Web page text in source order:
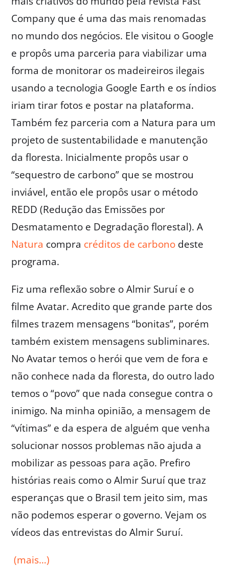
Company que é uma das mais renomadas
no mundo dos negócios. Ele visitou o Google
e propôs uma parceria para viabilizar uma
forma de monitorar os madeireiros ilegais
usando a tecnologia Google Earth e os índios
iriam tirar fotos e postar na plataforma.
Também fez parceria com a Natura para um
projeto de sustentabilidade e manutenção
da floresta. Inicialmente propôs usar o
“sequestro de carbono” que se mostrou
inviável, então ele propôs usar o método
REDD (Redução das Emissões por
Desmatamento e Degradação florestal). A
Natura compra créditos de carbono deste
programa.
Fiz uma reflexão sobre o Almir Suruí e o
filme Avatar. Acredito que grande parte dos
filmes trazem mensagens “bonitas”, porém
também existem mensagens subliminares.
No Avatar temos o herói que vem de fora e
não conhece nada da floresta, do outro lado
temos o “povo” que nada consegue contra o
inimigo. Na minha opinião, a mensagem de
“vítimas” e da espera de alguém que venha
solucionar nossos problemas não ajuda a
mobilizar as pessoas para ação. Prefiro
histórias reais como o Almir Suruí que traz
esperanças que o Brasil tem jeito sim, mas
não podemos esperar o governo. Vejam os
vídeos das entrevistas do Almir Suruí.
(mais…)